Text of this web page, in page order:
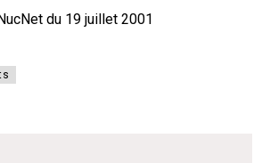
du 19 juillet 2001